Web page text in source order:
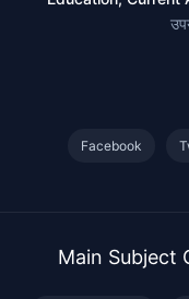
Facebook
Main Subject